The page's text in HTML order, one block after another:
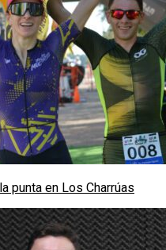
punta en Los Charrúas